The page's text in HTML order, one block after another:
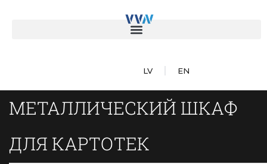
LV EN
МЕТАЛЛИЧЕСКИЙ ШКАФ
ДЛЯ КАРТОТЕК